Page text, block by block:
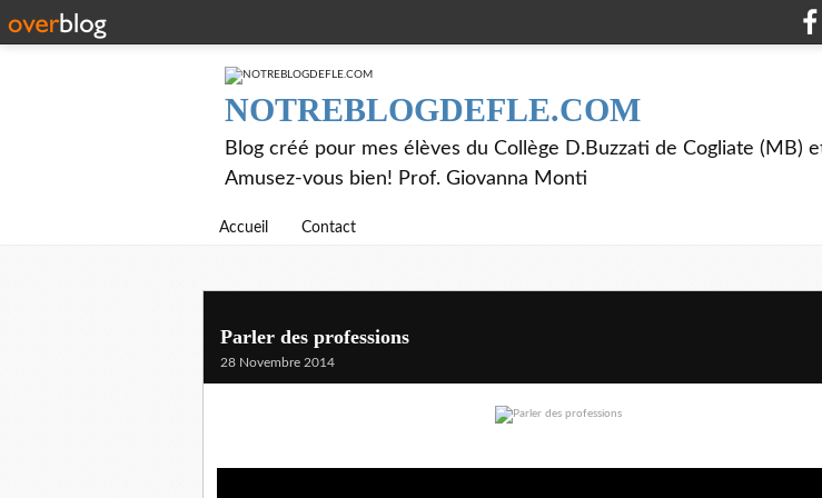
NOTREBLOGDEFLE.COM
Blog créé pour mes élèves du Collège D.Buzzati de Cogliate (MB)
Amusez-vous bien! Prof. Giovanna Monti
Accueil Contact
Parler des professions
28 Novembre 2014